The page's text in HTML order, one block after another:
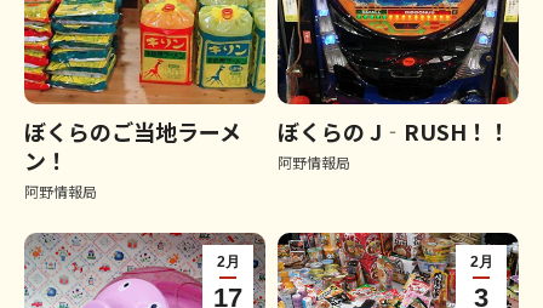
ぼくらのご当地ラーメ
ン！
阿野情報局
ぼくらの J‐RUSH！！
阿野情報局
2月
17
2月
3